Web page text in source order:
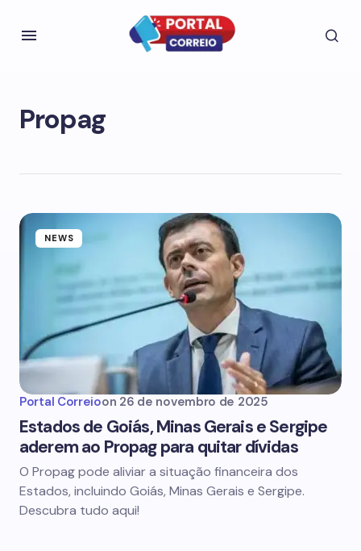
Propag
NEWS
Portal Correioon 26 de novembro de 2025
Estados de Goiás, Minas Gerais e Sergipe
aderem ao Propag para quitar dívidas
O Propag pode aliviar a situação financeira dos
Estados, incluindo Goiás, Minas Gerais e Sergipe.
Descubra tudo aqui!